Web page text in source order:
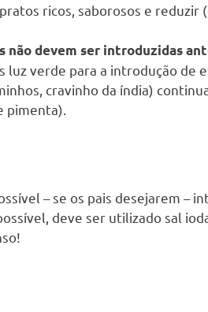
ricos, saborosos e reduzir
não devem ser introduzidas
verde para a introdução de
cravinho da índia)
pimenta).
– se os pais desejarem –
deve ser utilizado sal